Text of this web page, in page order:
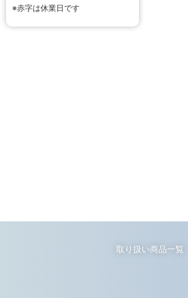
※赤字は休業日です
取り扱い商品一覧